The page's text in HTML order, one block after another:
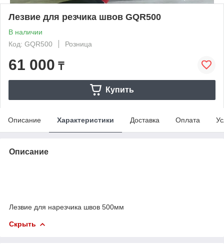
Лезвие для резчика швов GQR500
В наличии
Код: GQR500
Розница
61 000 ₸
Купить
Описание Характеристики Доставка Оплата
Описание
Лезвие для нарезчика швов 500мм
Скрыть